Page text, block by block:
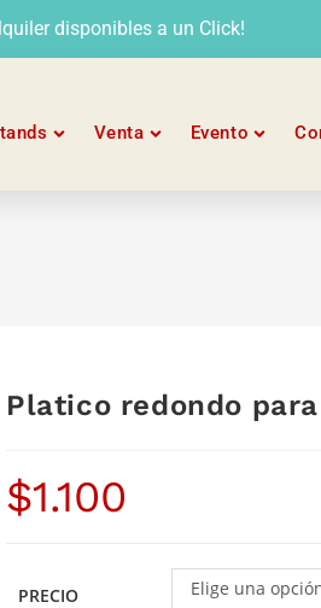
disponibles a un Click!
Venta Evento
Platico redondo
$1.100
PRECIO Elige una